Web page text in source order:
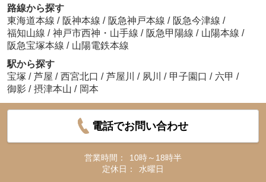
路線から探す
東海道本線 / 阪神本線 / 阪急神戸本線 / 阪急今津線 /
福知山線 / 神戸市西神・山手線 / 阪急甲陽線 / 山陽本線 /
阪急宝塚本線 / 山陽電鉄本線
駅から探す
宝塚 / 芦屋 / 西宮北口 / 芦屋川 / 夙川 / 甲子園口 / 六甲 /
御影 / 摂津本山 / 岡本
電話でお問い合わせ
営業時間：
10時～18時半
定休日：
水曜日